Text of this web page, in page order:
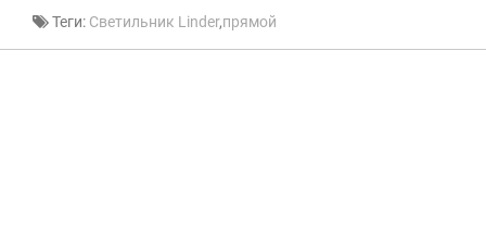
Теги: Светильник Linder,прямой